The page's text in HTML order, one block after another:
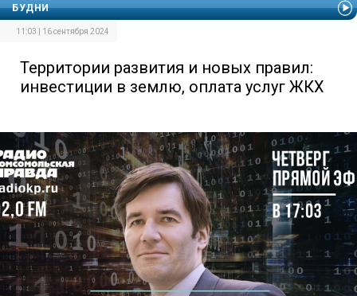
БУДНИ
11:03 | 16 сентября 2024
Территории развития и новых правил:
инвестиции в землю, оплата услуг ЖКХ